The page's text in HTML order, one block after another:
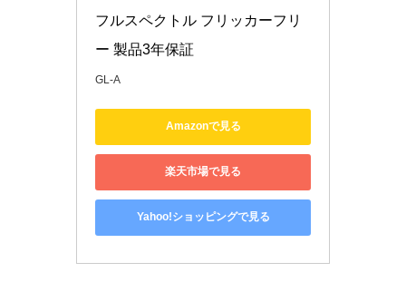
フルスペクトル フリッカーフリ
ー 製品3年保証
GL-A
Amazonで見る
楽天市場で見る
Yahoo!ショッピングで見る